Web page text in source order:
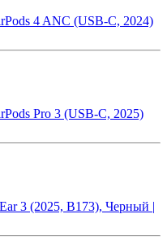
4 ANC (USB-C, 2024)
Pro 3 (USB-C, 2025)
3 (2025, B173), Черный |